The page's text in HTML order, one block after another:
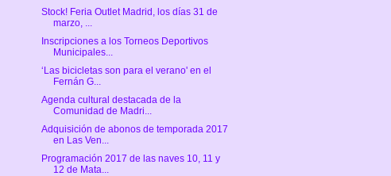
Stock! Feria Outlet Madrid, los días 31 de
marzo, ...
Inscripciones a los Torneos Deportivos
Municipales...
‘Las bicicletas son para el verano' en el
Fernán G...
Agenda cultural destacada de la
Comunidad de Madri...
Adquisición de abonos de temporada 2017
en Las Ven...
Programación 2017 de las naves 10, 11 y
12 de Mata...